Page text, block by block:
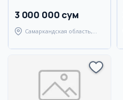
3 000 000 сум
Самаркандская область,